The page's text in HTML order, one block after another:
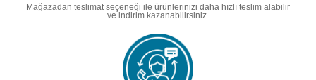
Mağazadan teslimat seçeneği ile ürünlerinizi daha hızlı teslim alabilir
ve indirim kazanabilirsiniz.